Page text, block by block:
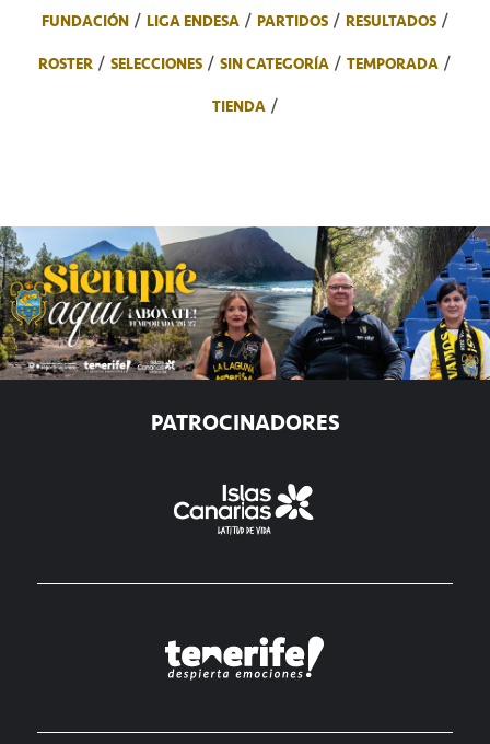
FUNDACIÓN LIGA ENDESA PARTIDOS
RESULTADOS
ROSTER
SELECCIONES SIN CATEGORÍA
TEMPORADA
TIENDA
PATROCINADORES